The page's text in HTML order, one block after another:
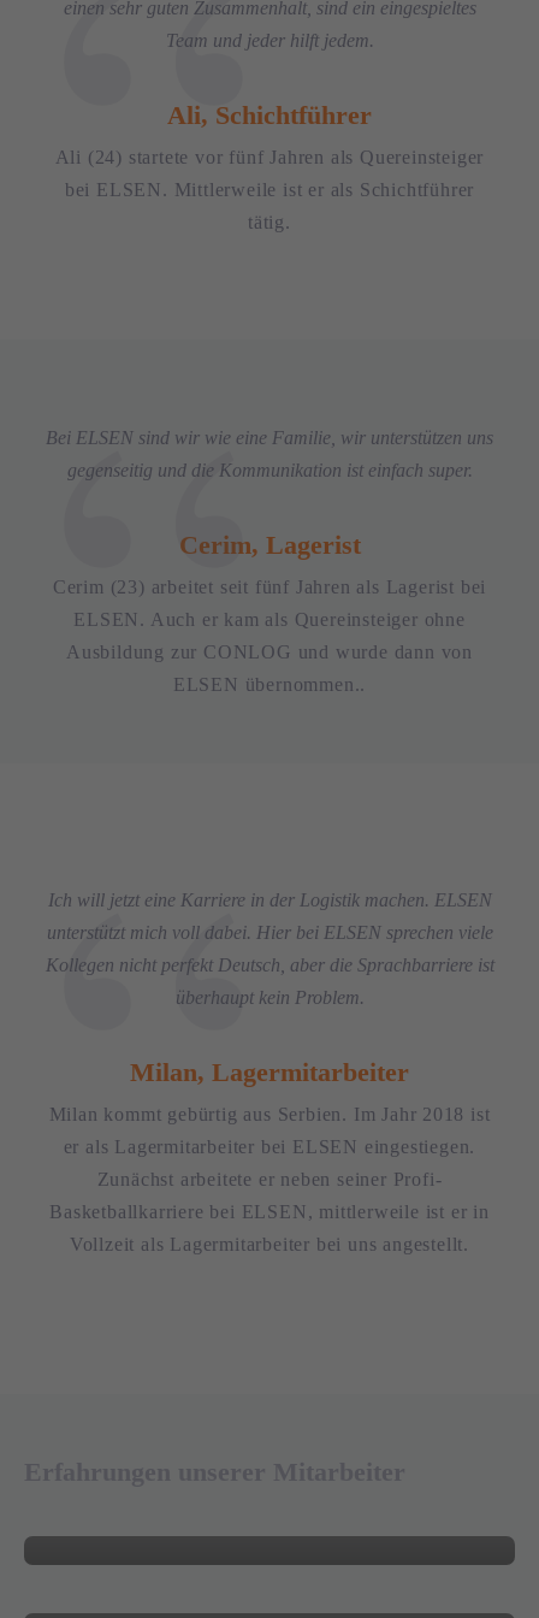
einen sehr guten Zusammenhalt, sind ein eingespieltes
Team und jeder hilft jedem.
Ali, Schichtführer
Ali (24) startete vor fünf Jahren als Quereinsteiger
bei ELSEN. Mittlerweile ist er als Schichtführer
tätig.
Bei ELSEN sind wir wie eine Familie, wir unterstützen uns
gegenseitig und die Kommunikation ist einfach super.
Cerim, Lagerist
Cerim (23) arbeitet seit fünf Jahren als Lagerist bei
ELSEN. Auch er kam als Quereinsteiger ohne
Ausbildung zur CONLOG und wurde dann von
ELSEN übernommen..
Ich will jetzt eine Karriere in der Logistik machen. ELSEN
unterstützt mich voll dabei. Hier bei ELSEN sprechen viele
Kollegen nicht perfekt Deutsch, aber die Sprachbarriere ist
überhaupt kein Problem.
Milan, Lagermitarbeiter
Milan kommt gebürtig aus Serbien. Im Jahr 2018 ist
er als Lagermitarbeiter bei ELSEN eingestiegen.
Zunächst arbeitete er neben seiner Profi-
Basketballkarriere bei ELSEN, mittlerweile ist er in
Vollzeit als Lagermitarbeiter bei uns angestellt.
Alexander Caspary, Sales & Business
Development Manager